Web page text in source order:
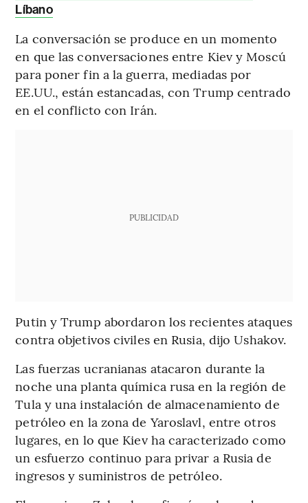
Líbano
La conversación se produce en un momento
en que las conversaciones entre Kiev y Moscú
para poner fin a la guerra, mediadas por
EE.UU., están estancadas, con Trump centrado
en el conflicto con Irán.
PUBLICIDAD
Putin y Trump abordaron los recientes ataques
contra objetivos civiles en Rusia, dijo Ushakov.
Las fuerzas ucranianas atacaron durante la
noche una planta química rusa en la región de
Tula y una instalación de almacenamiento de
petróleo en la zona de Yaroslavl, entre otros
lugares, en lo que Kiev ha caracterizado como
un esfuerzo continuo para privar a Rusia de
ingresos y suministros de petróleo.